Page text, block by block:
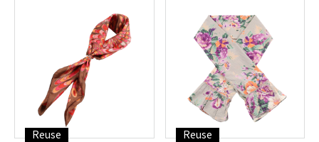
Reuse
Reuse